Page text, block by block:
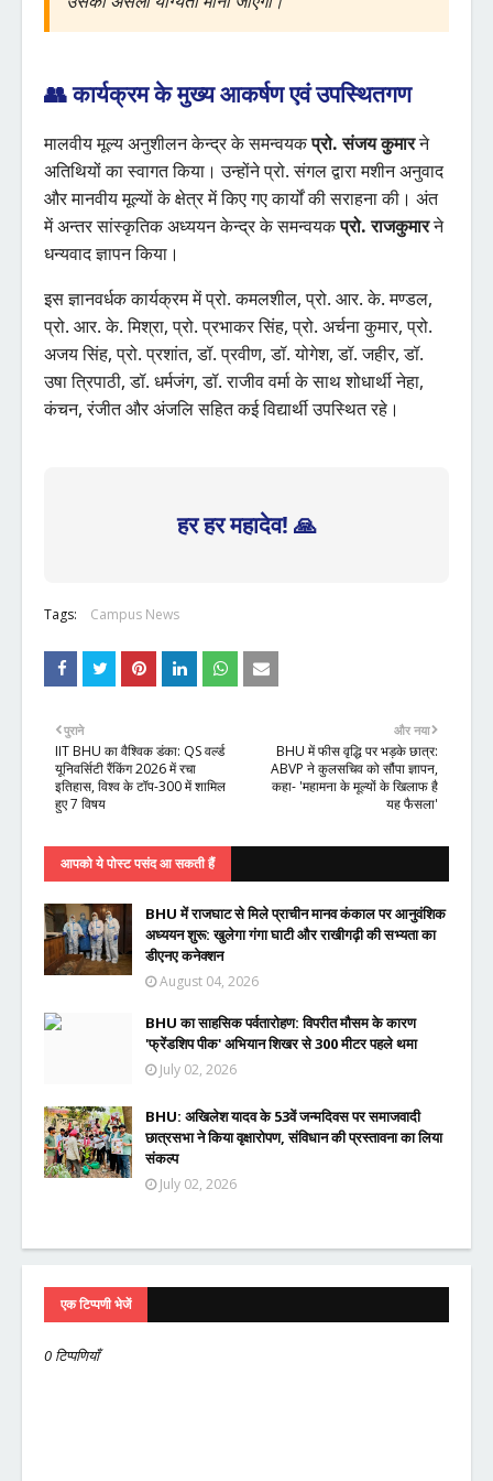
👥 कार्यक्रम के मुख्य आकर्षण एवं उपस्थितगण
मालवीय मूल्य अनुशीलन केन्द्र के समन्वयकप्रो. संजय कुमारने
अतिथियों का स्वागत किया। उन्होंने प्रो. संगल द्वारा मशीन अनुवाद
और मानवीय मूल्यों के क्षेत्र में किए गए कार्यों की सराहना की। अंत
में अन्तर सांस्कृतिक अध्ययन केन्द्र के समन्वयकप्रो. राजकुमारने
धन्यवाद ज्ञापन किया।
इस ज्ञानवर्धक कार्यक्रम में प्रो. कमलशील, प्रो. आर. के. मण्डल,
प्रो. आर. के. मिश्रा, प्रो. प्रभाकर सिंह, प्रो. अर्चना कुमार, प्रो.
अजय सिंह, प्रो. प्रशांत, डॉ. प्रवीण, डॉ. योगेश, डॉ. जहीर, डॉ.
उषा त्रिपाठी, डॉ. धर्मजंग, डॉ. राजीव वर्मा के साथ शोधार्थी नेहा,
कंचन, रंजीत और अंजलि सहित कई विद्यार्थी उपस्थित रहे।
हर हर महादेव! 🙏
Tags: Campus News
और नया
BHU में फीस वृद्धि पर भड़के छात्र:
ABVP ने कुलसचिव को सौंपा ज्ञापन,
कहा- 'महामना के मूल्यों के खिलाफ है
यह फैसला'
पुराने
IIT BHU का वैश्विक डंका: QS वर्ल्ड
यूनिवर्सिटी रैंकिंग 2026 में रचा
इतिहास, विश्व के टॉप-300 में शामिल
हुए 7 विषय
आपको ये पोस्ट पसंद आ सकती हैं
BHU में राजघाट से मिले प्राचीन मानव कंकाल पर आनुवंशिक
अध्ययन शुरू: खुलेगा गंगा घाटी और राखीगढ़ी की सभ्यता का
डीएनए कनेक्शन
August 04, 2026
BHU का साहसिक पर्वतारोहण: विपरीत मौसम के कारण
'फ्रेंडशिप पीक' अभियान शिखर से 300 मीटर पहले थमा
July 02, 2026
BHU: अखिलेश यादव के 53वें जन्मदिवस पर समाजवादी
छात्रसभा ने किया वृक्षारोपण, संविधान की प्रस्तावना का लिया
संकल्प
July 02, 2026
एक टिप्पणी भेजें
0 टिप्पणियाँ